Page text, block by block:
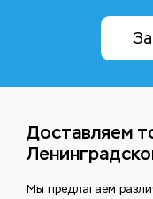
Доставляем
Мы предлагаем